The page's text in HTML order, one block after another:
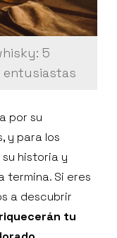
5
entusiastas
por su
y para los
historia y
termina. Si eres
a descubrir
tu